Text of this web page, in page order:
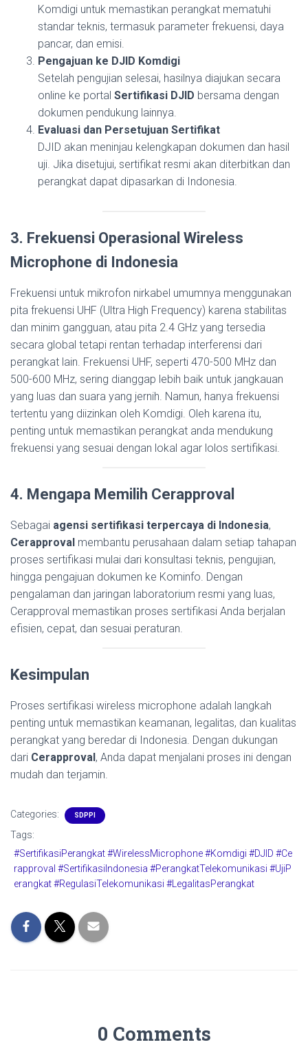
Komdigi untuk memastikan perangkat mematuhi
standar teknis, termasuk parameter frekuensi, daya
pancar, dan emisi.
Pengajuan ke DJID Komdigi
Setelah pengujian selesai, hasilnya diajukan secara
online ke portal Sertifikasi DJID bersama dengan
dokumen pendukung lainnya.
Evaluasi dan Persetujuan Sertifikat
DJID akan meninjau kelengkapan dokumen dan hasil
uji. Jika disetujui, sertifikat resmi akan diterbitkan dan
perangkat dapat dipasarkan di Indonesia.
3. Frekuensi Operasional Wireless
Microphone di Indonesia
Frekuensi untuk mikrofon nirkabel umumnya menggunakan
pita frekuensi UHF (Ultra High Frequency) karena stabilitas
dan minim gangguan, atau pita 2.4 GHz yang tersedia
secara global tetapi rentan terhadap interferensi dari
perangkat lain. Frekuensi UHF, seperti 470-500 MHz dan
500-600 MHz, sering dianggap lebih baik untuk jangkauan
yang luas dan suara yang jernih. Namun, hanya frekuensi
tertentu yang diizinkan oleh Komdigi. Oleh karena itu,
penting untuk memastikan perangkat anda mendukung
frekuensi yang sesuai dengan lokal agar lolos sertifikasi.
4. Mengapa Memilih Cerapproval
Sebagai agensi sertifikasi terpercaya di Indonesia,
Cerapproval membantu perusahaan dalam setiap tahapan
proses sertifikasi mulai dari konsultasi teknis, pengujian,
hingga pengajuan dokumen ke Kominfo. Dengan
pengalaman dan jaringan laboratorium resmi yang luas,
Cerapproval memastikan proses sertifikasi Anda berjalan
efisien, cepat, dan sesuai peraturan.
Kesimpulan
Proses sertifikasi wireless microphone adalah langkah
penting untuk memastikan keamanan, legalitas, dan kualitas
perangkat yang beredar di Indonesia. Dengan dukungan
dari Cerapproval, Anda dapat menjalani proses ini dengan
mudah dan terjamin.
Categories: SDPPI
Tags:
#SertifikasiPerangkat #WirelessMicrophone #Komdigi #DJID #Ce
rapproval #SertifikasiIndonesia #PerangkatTelekomunikasi #UjiP
erangkat #RegulasiTelekomunikasi #LegalitasPerangkat
0 Comments